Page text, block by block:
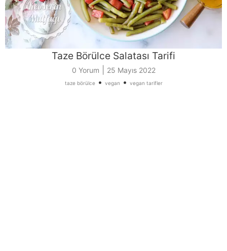
Taze Börülce Salatası Tarifi
0 Yorum 25 Mayıs 2022
taze börülce• vegan • vegan tarifler